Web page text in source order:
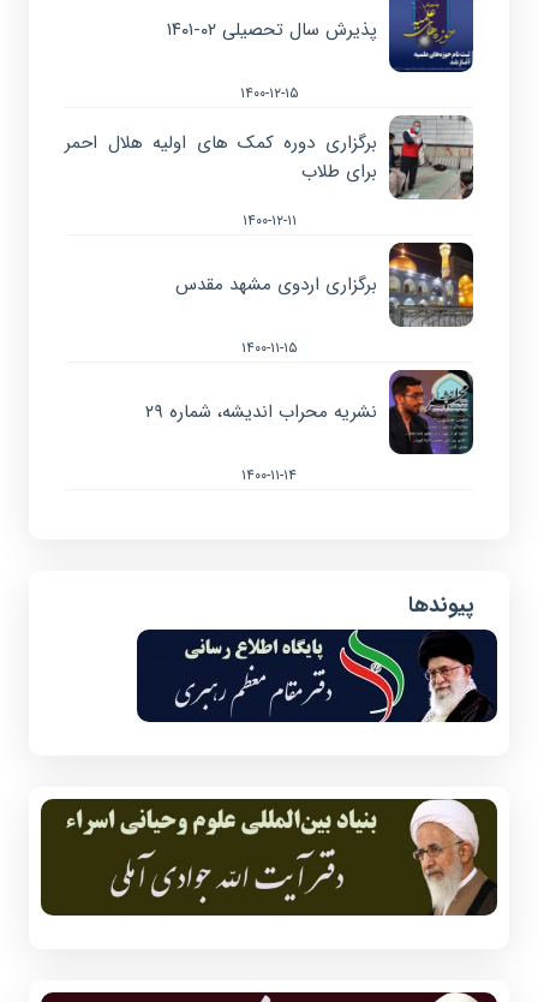
پذیرش سال تحصیلی ۰۲-۱۴۰۱
۱۴۰۰-۱۲-۱۵
برگزاری دوره کمک های اولیه هلال احمر
برای طلاب
۱۴۰۰-۱۲-۱۱
برگزاری اردوی مشهد مقدس
۱۴۰۰-۱۱-۱۵
نشریه محراب اندیشه، شماره ۲۹
۱۴۰۰-۱۱-۱۴
پیوندها